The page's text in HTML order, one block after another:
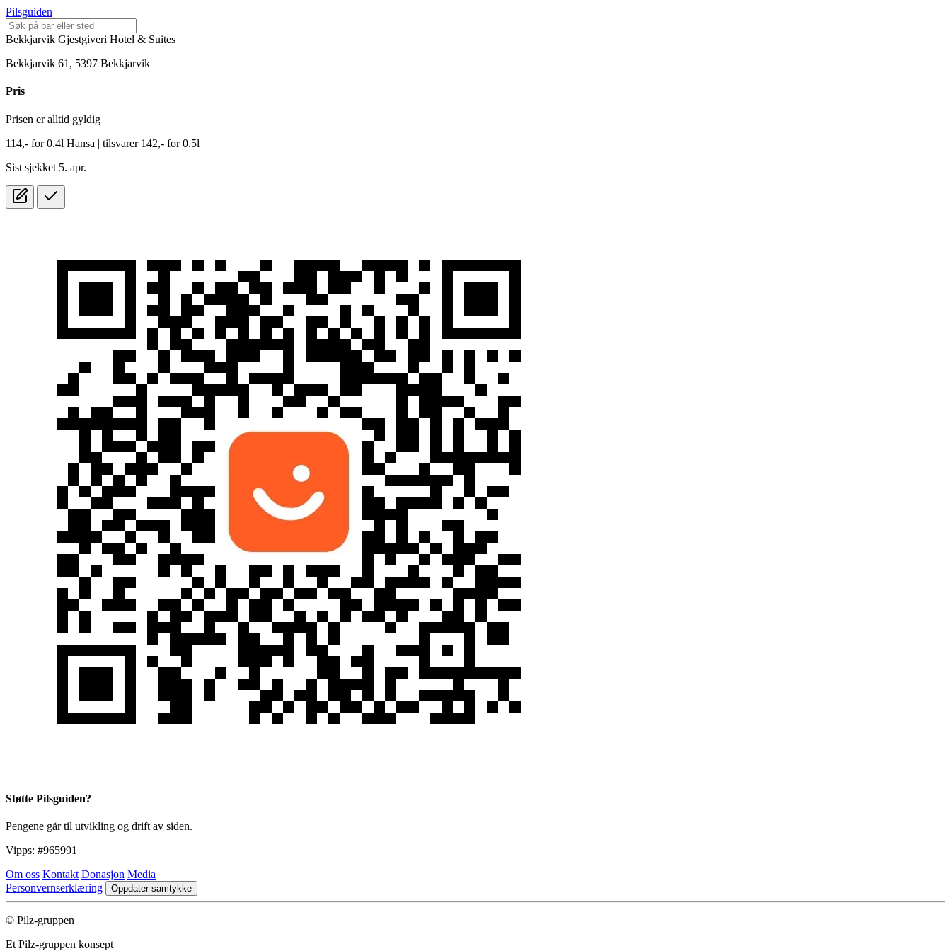
Pilsguiden
Bekkjarvik Gjestgiveri Hotel & Suites
Bekkjarvik 61, 5397 Bekkjarvik
Pris
Prisen er alltid gyldig
114,- for0.4l Hansa | tilsvarer 142,- for 0.5l
Sist sjekket 5. apr.
Støtte Pilsguiden?
Pengene går til utvikling og drift av siden.
Vipps: #965991
Om oss Kontakt Donasjon Media
Personvernserklæring
Oppdater samtykke
© Pilz-gruppen
Et Pilz-gruppen konsept